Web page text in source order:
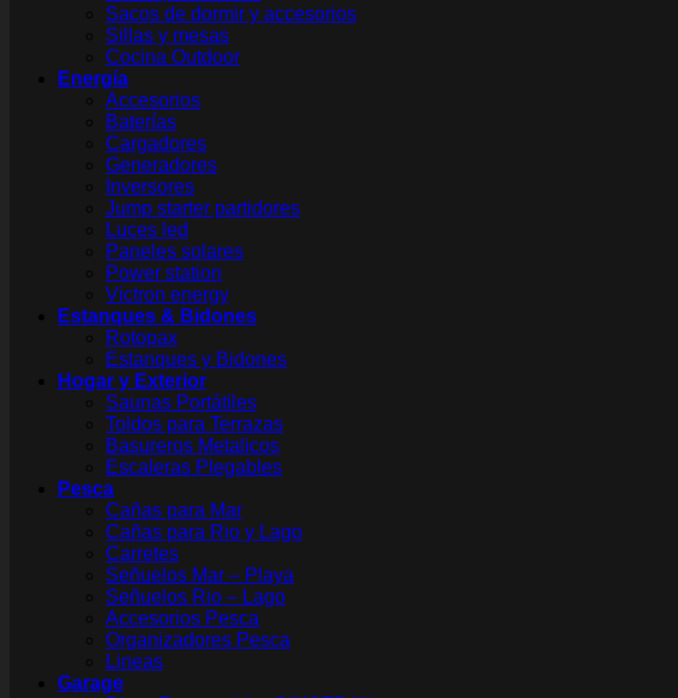
Sacos de dormir y accesorios
Sillas y mesas
Cocina Outdoor
Energía
Accesorios
Baterías
Cargadores
Generadores
Inversores
Jump starter partidores
Luces led
Paneles solares
Power station
Victron energy
Estanques & Bidones
Rotopax
Estanques y Bidones
Hogar y Exterior
Saunas Portátiles
Toldos para Terrazas
Basureros Metalicos
Escaleras Plegables
Pesca
Cañas para Mar
Cañas para Rio y Lago
Carretes
Señuelos Mar – Playa
Señuelos Rio – Lago
Accesorios Pesca
Organizadores Pesca
Lineas
Garage